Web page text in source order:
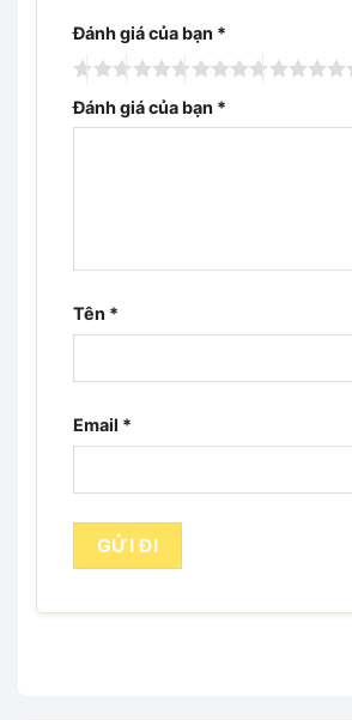
Đánh giá của bạn *
Đánh giá của bạn *
Tên *
Email *